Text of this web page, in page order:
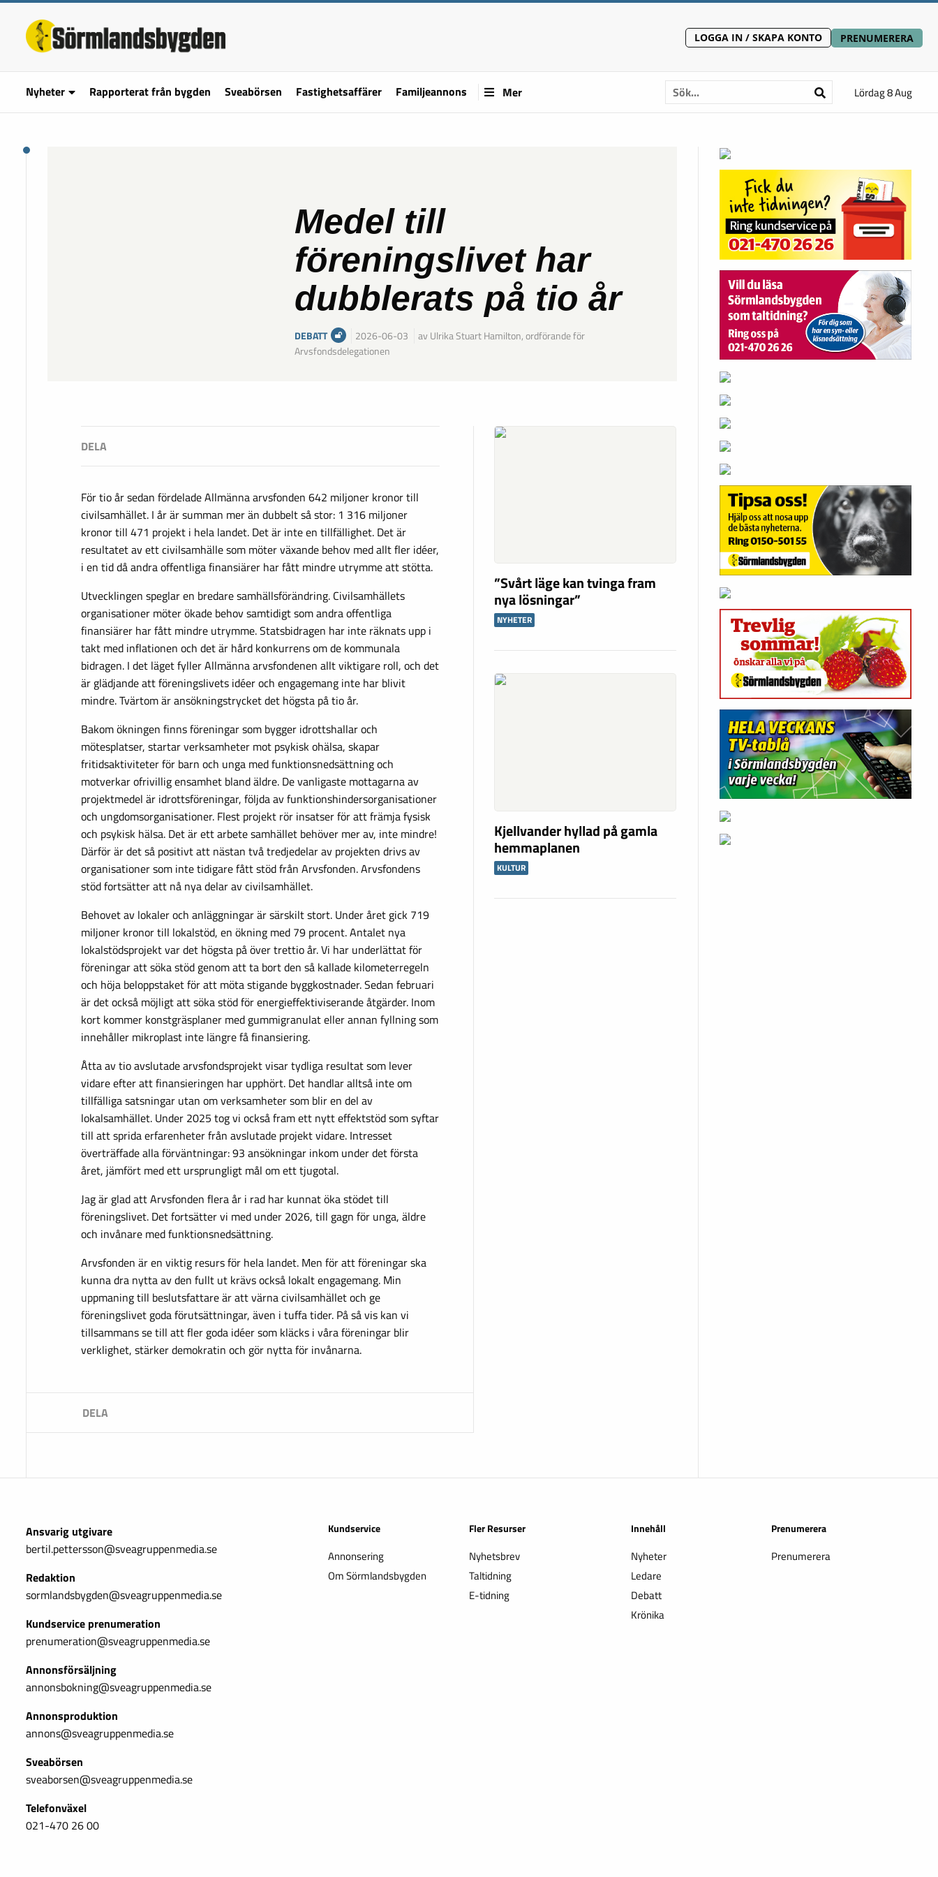
LOGGA IN / SKAPA KONTO PRENUMERERA
Nyheter Rapporterat från bygden Sveabörsen Fastighetsaffärer Familjeannons Mer Lördag 8 Aug
Medel till
föreningslivet har
dubblerats på tio år
DEBATT 2026-06-03
av Ulrika Stuart Hamilton, ordförande för
Arvsfondsdelegationen
För tio år sedan fördelade Allmänna arvsfonden 642 miljoner kronor till
civilsamhället. I år är summan mer än dubbelt så stor: 1 316 miljoner
kronor till 471 projekt i hela landet. Det är inte en tillfällighet. Det är
resultatet av ett civilsamhälle som möter växande behov med allt fler idéer,
i en tid då andra offentliga finansiärer har fått mindre utrymme att stötta.
Utvecklingen speglar en bredare samhällsförändring. Civilsamhällets
organisationer möter ökade behov samtidigt som andra offentliga
finansiärer har fått mindre utrymme. Statsbidragen har inte räknats upp i
takt med inflationen och det är hård konkurrens om de kommunala
bidragen. I det läget fyller Allmänna arvsfondenen allt viktigare roll, och det
är glädjande att föreningslivets idéer och engagemang inte har blivit
mindre. Tvärtom är ansökningstrycket det högsta på tio år.
Bakom ökningen finns föreningar som bygger idrottshallar och
mötesplatser, startar verksamheter mot psykisk ohälsa, skapar
fritidsaktiviteter för barn och unga med funktionsnedsättning och
motverkar ofrivillig ensamhet bland äldre. De vanligaste mottagarna av
projektmedel är idrottsföreningar, följda av funktionshindersorganisationer
och ungdomsorganisationer. Flest projekt rör insatser för att främja fysisk
och psykisk hälsa. Det är ett arbete samhället behöver mer av, inte mindre!
Därför är det så positivt att nästan två tredjedelar av projekten drivs av
organisationer som inte tidigare fått stöd från Arvsfonden. Arvsfondens
stöd fortsätter att nå nya delar av civilsamhället.
Behovet av lokaler och anläggningar är särskilt stort. Under året gick 719
miljoner kronor till lokalstöd, en ökning med 79 procent. Antalet nya
lokalstödsprojekt var det högsta på över trettio år. Vi har underlättat för
föreningar att söka stöd genom att ta bort den så kallade kilometerregeln
och höja beloppstaket för att möta stigande byggkostnader. Sedan februari
är det också möjligt att söka stöd för energieffektiviserande åtgärder. Inom
kort kommer konstgräsplaner med gummigranulat eller annan fyllning som
innehåller mikroplast inte längre få finansiering.
Åtta av tio avslutade arvsfondsprojekt visar tydliga resultat som lever
vidare efter att finansieringen har upphört. Det handlar alltså inte om
tillfälliga satsningar utan om verksamheter som blir en del av
lokalsamhället. Under 2025 tog vi också fram ett nytt effektstöd som syftar
till att sprida erfarenheter från avslutade projekt vidare. Intresset
överträffade alla förväntningar: 93 ansökningar inkom under det första
året, jämfört med ett ursprungligt mål om ett tjugotal.
Jag är glad att Arvsfonden flera år i rad har kunnat öka stödet till
föreningslivet. Det fortsätter vi med under 2026, till gagn för unga, äldre
och invånare med funktionsnedsättning.
Arvsfonden är en viktig resurs för hela landet. Men för att föreningar ska
kunna dra nytta av den fullt ut krävs också lokalt engagemang. Min
uppmaning till beslutsfattare är att värna civilsamhället och ge
föreningslivet goda förutsättningar, även i tuffa tider. På så vis kan vi
tillsammans se till att fler goda idéer som kläcks i våra föreningar blir
verklighet, stärker demokratin och gör nytta för invånarna.
”Svårt läge kan tvinga fram
nya lösningar”
NYHETER
Kjellvander hyllad på gamla
hemmaplanen
KULTUR
Ansvarig utgivare
bertil.pettersson@sveagruppenmedia.se
Redaktion
sormlandsbygden@sveagruppenmedia.se
Kundservice prenumeration
prenumeration@sveagruppenmedia.se
Annonsförsäljning
annonsbokning@sveagruppenmedia.se
Annonsproduktion
annons@sveagruppenmedia.se
Sveabörsen
sveaborsen@sveagruppenmedia.se
Telefonväxel
021-470 26 00
Kundservice
Annonsering
Om Sörmlandsbygden
Fler Resurser
Nyhetsbrev
Taltidning
E-tidning
Innehåll
Nyheter
Ledare
Debatt
Krönika
Prenumerera
Prenumerera